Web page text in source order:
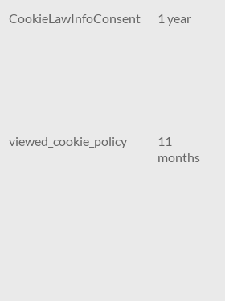
CookieLawInfoConsent
1 year
viewed_cookie_policy
11
months